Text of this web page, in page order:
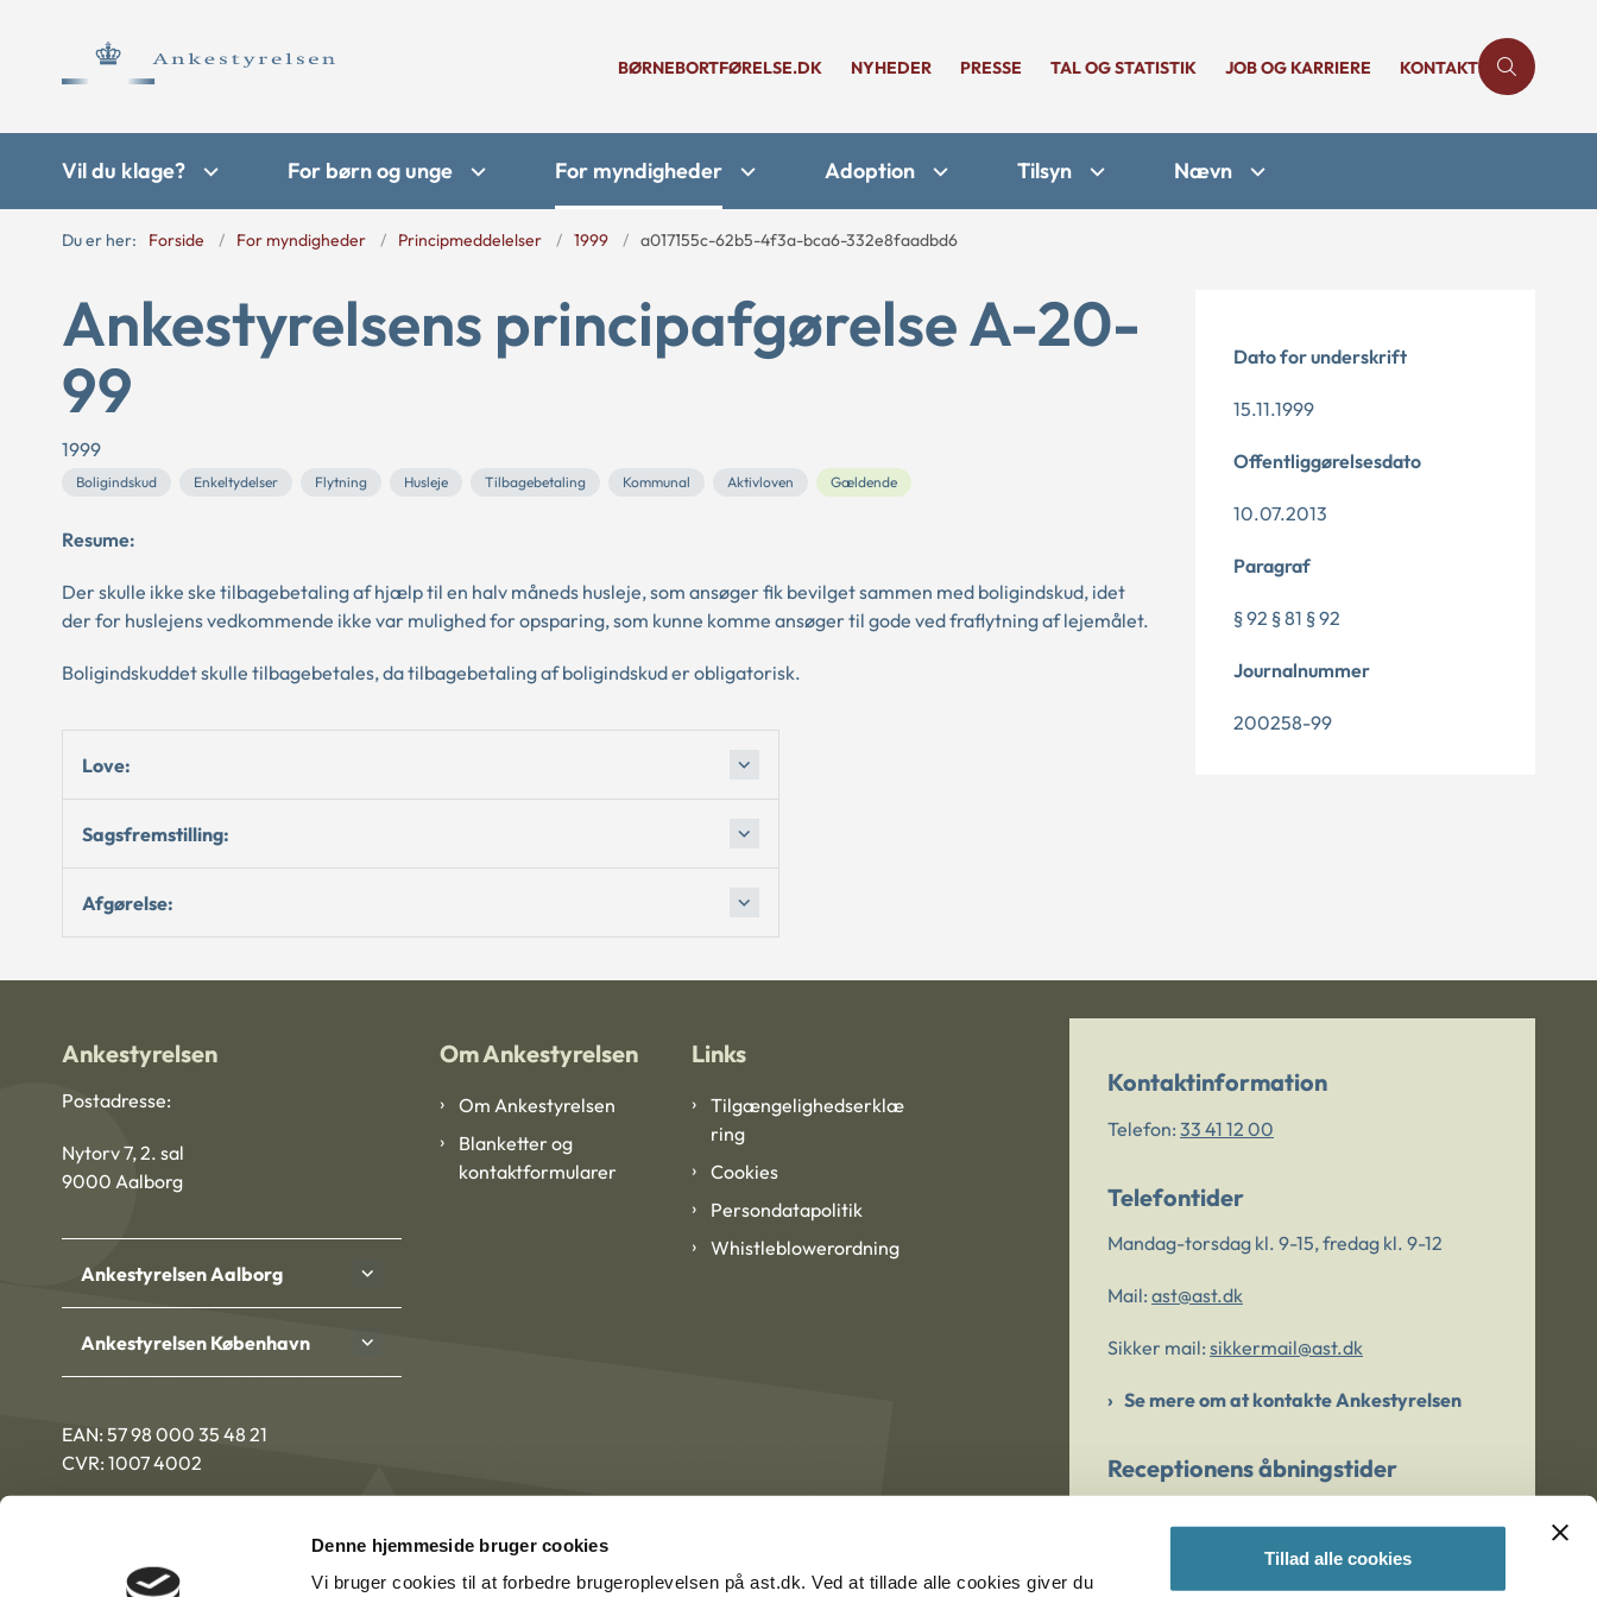
Denne hjemmeside bruger cookies
Vi bruger cookies til at forbedre brugeroplevelsen på ast.dk. Ved at tillade alle cookies giver du
Tillad alle cookies
BØRNEBORTFØRELSE.DK NYHEDER PRESSE TAL OG STATISTIK JOB OG KARRIERE KONTAKT
Vil du klage? For børn og unge For myndigheder Adoption Tilsyn Nævn
Du er her: Forside For myndigheder Principmeddelelser 1999 a017155c-62b5-4f3a-bca6-332e8faadbd6
Ankestyrelsens principafgørelse A-20-
99
1999
Boligindskud Enkeltydelser Flytning Husleje Tilbagebetaling Kommunal Aktivloven Gældende
Resume:
Der skulle ikke ske tilbagebetaling af hjælp til en halv måneds husleje, som ansøger fik bevilget sammen med boligindskud, idet
der for huslejens vedkommende ikke var mulighed for opsparing, som kunne komme ansøger til gode ved fraflytning af lejemålet.
Boligindskuddet skulle tilbagebetales, da tilbagebetaling af boligindskud er obligatorisk.
Love:
Sagsfremstilling:
Afgørelse:
Dato for underskrift
15.11.1999
Offentliggørelsesdato
10.07.2013
Paragraf
§ 92 § 81 § 92
Journalnummer
200258-99
Ankestyrelsen
Postadresse:
Nytorv 7, 2. sal
9000 Aalborg
Ankestyrelsen Aalborg
Ankestyrelsen København
EAN: 57 98 000 35 48 21
CVR: 1007 4002
Om Ankestyrelsen
Om Ankestyrelsen
Blanketter og
kontaktformularer
Links
Tilgængelighedserklæ
ring
Cookies
Persondatapolitik
Whistleblowerordning
Kontaktinformation
Telefon: 33 41 12 00
Telefontider
Mandag-torsdag kl. 9-15, fredag kl. 9-12
Mail: ast@ast.dk
Sikker mail: sikkermail@ast.dk
Se mere om at kontakte Ankestyrelsen
Receptionens åbningstider